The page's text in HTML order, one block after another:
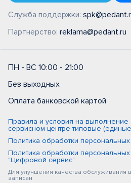
Служба поддержки:
Партнерство: reklama@pedant.ru
ПН - ВС 10:00 - 21:00
Без выходных
Оплата банковской картой
Правила и условия на выполнение
сервисном центре типовые
Политика обработки
Политика обработки
"Цифровой сервис"
Для улучшения качества обслуживания
записан